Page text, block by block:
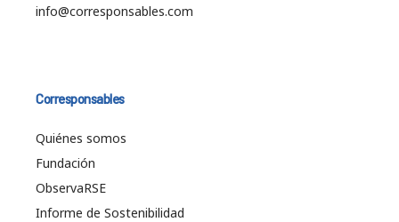
info@corresponsables.com
Corresponsables
Quiénes somos
Fundación
ObservaRSE
Informe de Sostenibilidad